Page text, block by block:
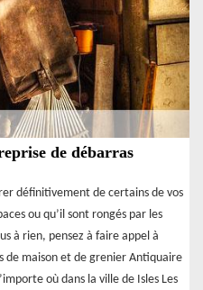
de débarras
définitivement de certains de vos
ou qu’il sont rongés par les
à rien, pensez à faire appel à
de maison et de grenier Antiquaire
où dans la ville de Isles Les